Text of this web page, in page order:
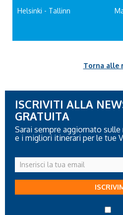
Helsinki - Tallinn
Torna alle
ISCRIVITI ALLA
GRATUITA
Sarai sempre aggiornato
e i migliori itinerari per le tue
Inserisci
la
tua